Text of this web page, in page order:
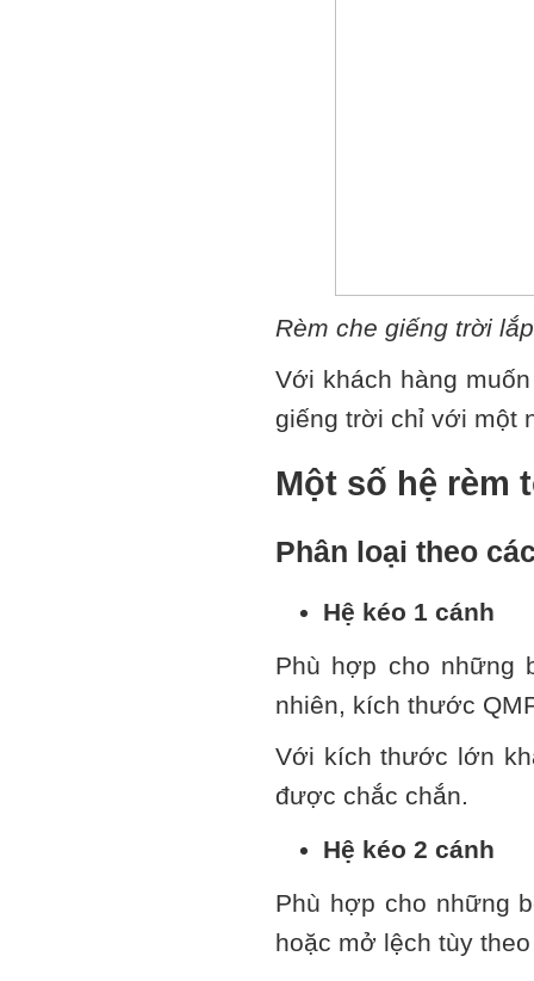
Rèm che giếng trời
Với khách hàng
giếng trời chỉ với một
Một số hệ rèm
Phân loại theo
Hệ kéo 1 cánh
Phù hợp cho những
nhiên, kích thước
Với kích thước lớn
được chắc chắn.
Hệ kéo 2 cánh
Phù hợp cho những
hoặc mở lệch tùy